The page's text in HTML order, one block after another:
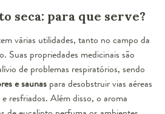
seca: para que serve?
várias utilidades, tanto no campo da
Suas propriedades medicinais são
de problemas respiratórios, sendo
e saunas para desobstruir vias aéreas
resfriados. Além disso, o aroma